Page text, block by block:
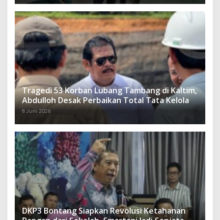
Tragedi 53 Korban Lubang Tambang di Kaltim,
Abdulloh Desak Perbaikan Total Tata Kelola
8 Juni 2026
DKP3 Bontang Siapkan Revolusi Ketahanan